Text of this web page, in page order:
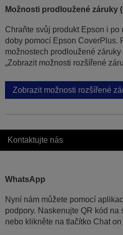
Možnosti prodloužené záruky
Chraňte svůj produkt Epson i
doby pomocí Epson CoverPlus.
možnostech prodloužené
„Zobrazit možnosti rozšířené
Zobrazit možnosti rozšířené
Kontaktujte nás
WhatsApp
Nyní nám můžete pomocí
podpory. Naskenujte QR kód na
nebo klikněte na tlačítko Chat